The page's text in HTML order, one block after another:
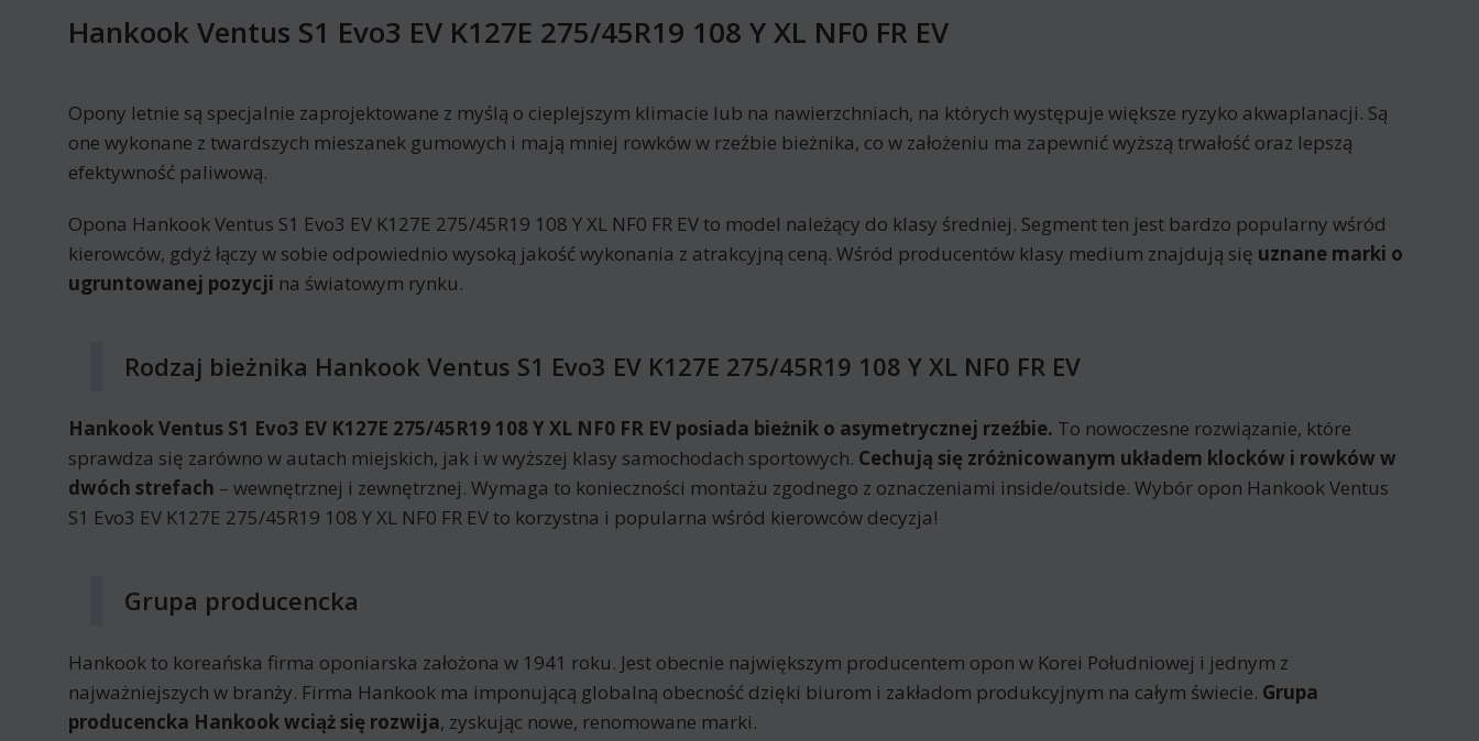
Hankook Ventus S1 Evo3 EV K127E 275/45R19 108 Y XL NF0 FR EV
Opony letnie są specjalnie zaprojektowane z myślą o cieplejszym klimacie lub na nawierzchniach, na których występuje większe ryzyko akwaplanacji. Są
one wykonane z twardszych mieszanek gumowych i mają mniej rowków w rzeźbie bieżnika, co w założeniu ma zapewnić wyższą trwałość oraz lepszą
efektywność paliwową.
Opona Hankook Ventus S1 Evo3 EV K127E 275/45R19 108 Y XL NF0 FR EV to model należący do klasy średniej. Segment ten jest bardzo popularny wśród
kierowców, gdyż łączy w sobie odpowiednio wysoką jakość wykonania z atrakcyjną ceną. Wśród producentów klasy medium znajdują się uznane marki o
ugruntowanej pozycji na światowym rynku.
Rodzaj bieżnika Hankook Ventus S1 Evo3 EV K127E 275/45R19 108 Y XL NF0 FR EV
Hankook Ventus S1 Evo3 EV K127E 275/45R19 108 Y XL NF0 FR EV posiada bieżnik o asymetrycznej rzeźbie. To nowoczesne rozwiązanie, które
sprawdza się zarówno w autach miejskich, jak i w wyższej klasy samochodach sportowych. Cechują się zróżnicowanym układem klocków i rowków w
dwóch strefach – wewnętrznej i zewnętrznej. Wymaga to konieczności montażu zgodnego z oznaczeniami inside/outside. Wybór opon Hankook Ventus
S1 Evo3 EV K127E 275/45R19 108 Y XL NF0 FR EV to korzystna i popularna wśród kierowców decyzja!
Grupa producencka
Hankook to koreańska firma oponiarska założona w 1941 roku. Jest obecnie największym producentem opon w Korei Południowej i jednym z
najważniejszych w branży. Firma Hankook ma imponującą globalną obecność dzięki biurom i zakładom produkcyjnym na całym świecie. Grupa
producencka Hankook wciąż się rozwija, zyskując nowe, renomowane marki.